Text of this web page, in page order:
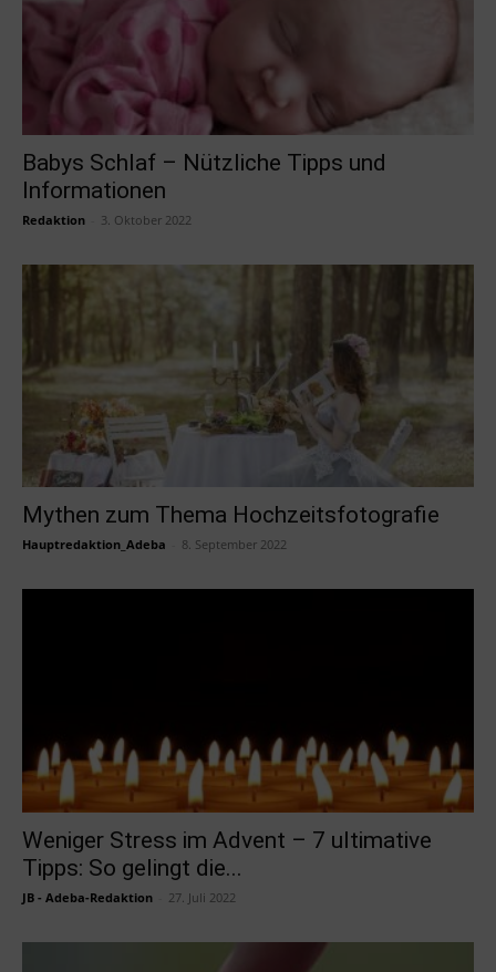
Babys Schlaf – Nützliche Tipps und
Informationen
Redaktion 3. Oktober 2022
Mythen zum Thema Hochzeitsfotografie
Hauptredaktion_Adeba 8. September 2022
Weniger Stress im Advent – 7 ultimative
Tipps: So gelingt die...
JB - Adeba-Redaktion 27. Juli 2022